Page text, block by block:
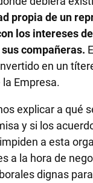
propia de un
los intereses
compañeras.
en un
la Empresa.
explicar a qué
y si los
a esta
a la hora de
dignas